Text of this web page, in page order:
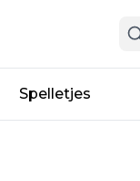
Spelletjes